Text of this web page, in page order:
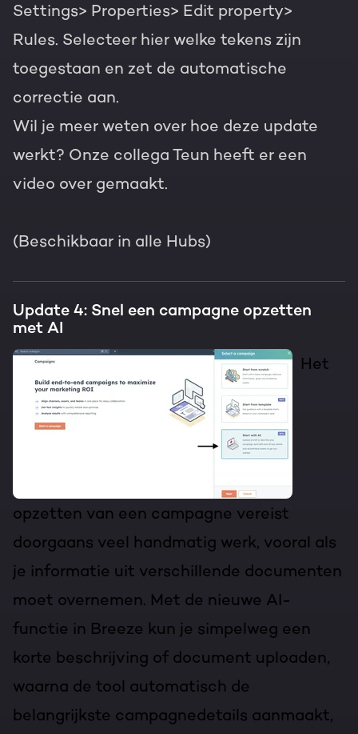
Settings> Properties> Edit property>
Rules. Selecteer hier welke tekens zijn
toegestaan en zet de automatische
correctie aan.
Wil je meer weten over hoe deze update
werkt? Onze collega Teun heeft er een
video over gemaakt.
(Beschikbaar in alle Hubs)
Update 4: Snel een campagne opzetten
met AI
Het
opzetten van een campagne vereist
doorgaans veel handmatig werk, vooral als
je informatie uit verschillende documenten
moet overnemen. Met de nieuwe AI-
functie in Breeze kun je simpelweg een
korte beschrijving of document uploaden,
waarna de tool automatisch de
belangrijkste campagnedetails aanmaakt,